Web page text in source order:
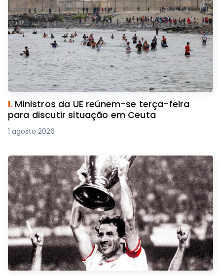
I. Ministros da UE reúnem-se terça-feira
para discutir situação em Ceuta
1 agosto 2026